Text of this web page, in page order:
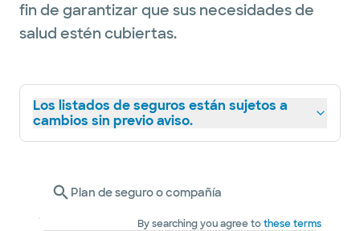
fin de garantizar que sus necesidades de
salud estén cubiertas.
Los listados de seguros están sujetos a
cambios sin previo aviso.
Plan de seguro o compañía
By searching you agree tothese terms